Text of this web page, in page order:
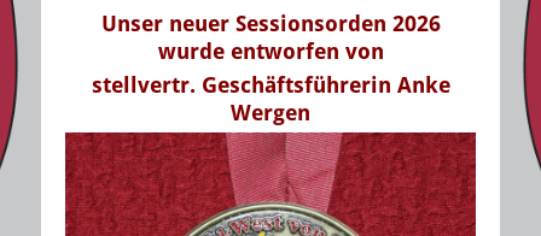
Unser neuer Sessionsorden 2026
wurde entworfen von
stellvertr. Geschäftsführerin Anke
Wergen